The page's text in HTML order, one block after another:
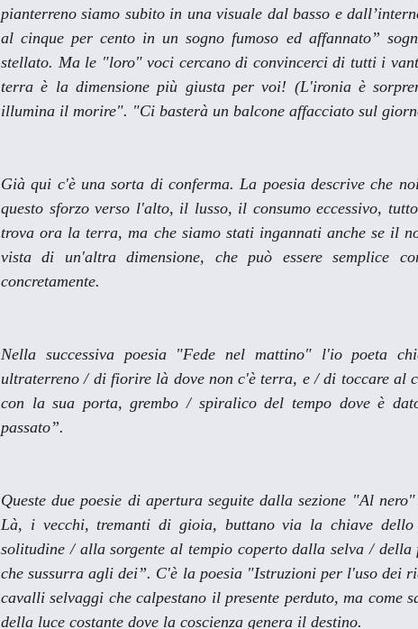
pianterreno siamo subito in una visuale dal basso e
al cinque per cento in un sogno fumoso ed affannato”
stellato. Ma le "loro" voci cercano di convincerci di tutti i
terra è la dimensione più giusta per voi! (L'ironia è
illumina il morire". "Ci basterà un balcone affacciato sul
Già qui c'è una sorta di conferma. La poesia descrive che
questo sforzo verso l'alto, il lusso, il consumo eccessivo,
trova ora la terra, ma che siamo stati ingannati anche se il
vista di un'altra dimensione, che può essere semplice
concretamente.
Nella successiva poesia "Fede nel mattino" l'io poeta
ultraterreno / di fiorire là dove non c'è terra, e / di toccare al
con la sua porta, grembo / spiralico del tempo dove è
passato”.
Queste due poesie di apertura seguite dalla sezione "Al
Là, i vecchi, tremanti di gioia, buttano via la chiave
solitudine / alla sorgente al tempio coperto dalla selva /
che sussurra agli dei”. C'è la poesia "Istruzioni per l'uso dei
cavalli selvaggi che calpestano il presente perduto, ma come
della luce costante dove la coscienza genera il destino.